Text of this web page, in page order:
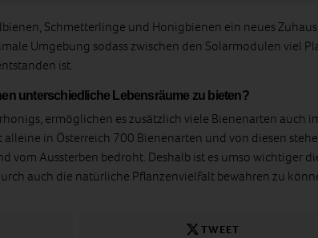
Schmetterlinge und Honigbienen ein neues
Umgebung sodass zwischen den Solarmodulen viel
ist.
unterschiedliche Lebensräume zu bieten?
ermöglichen es zusätzlich viele Bienenarten auch
alleine in Österreich 700 Bienenarten und von diesen
vom Aussterben bedroht. Deshalb ist es umso wichtiger
auch die natürliche Pflanzenvielfalt bewahren zu
TWEET